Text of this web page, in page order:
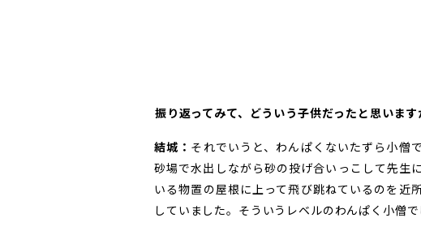
――振り返ってみて、どういう子供だったと思いま
結城： それでいうと、わんぱくないたずら小僧
砂場で水出しながら砂の投げ合いっこして先生
いる物置の屋根に上って飛び跳ねているのを近
していました。そういうレベルのわんぱく小僧で